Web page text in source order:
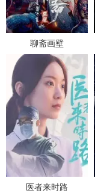
聊斋画壁
医者来时路